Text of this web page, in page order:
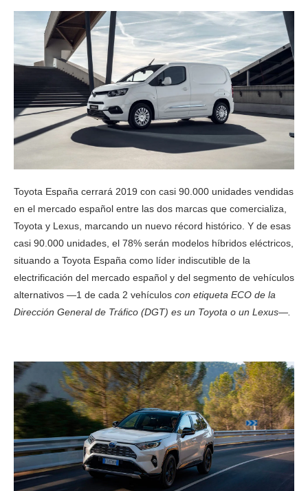
Toyota España cerrará 2019 con casi 90.000 unidades vendidas
en el mercado español entre las dos marcas que comercializa,
Toyota y Lexus, marcando un nuevo récord histórico. Y de esas
casi 90.000 unidades, el 78% serán modelos híbridos eléctricos,
situando a Toyota España como líder indiscutible de la
electrificación del mercado español y del segmento de vehículos
alternativos —1 de cada 2 vehículos con etiqueta ECO de la
Dirección General de Tráfico (DGT) es un Toyota o un Lexus—.